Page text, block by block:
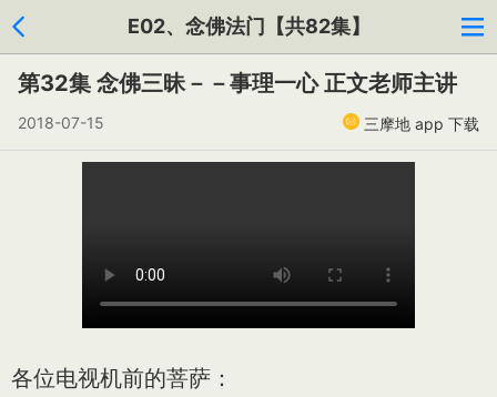
E02、念佛法门【共82集】
第32集 念佛三昧－－事理一心 正文老师主讲
2018-07-15 三摩地 app 下载
各位电视机前的菩萨：